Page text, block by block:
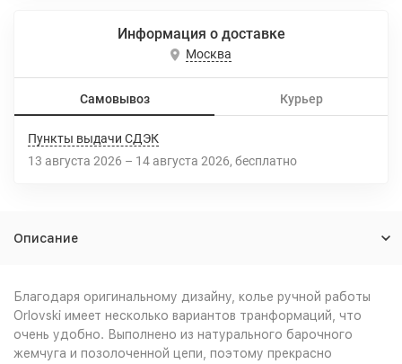
Информация о доставке
Москва
Самовывоз Курьер
Пункты выдачи СДЭК
13 августа 2026 – 14 августа 2026 Бесплатно
Описание
Благодаря оригинальному дизайну, колье ручной работы
Orlovski имеет несколько вариантов транформаций, что
очень удобно. Выполнено из натурального барочного
жемчуга и позолоченной цепи, поэтому прекрасно